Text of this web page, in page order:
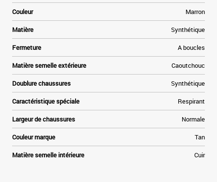
Couleur Marron
Matière Synthétique
Fermeture A boucles
Matière semelle extérieure Caoutchouc
Doublure chaussures Synthétique
Caractéristique spéciale Respirant
Largeur de chaussures Normale
Couleur marque Tan
Matière semelle intérieure Cuir